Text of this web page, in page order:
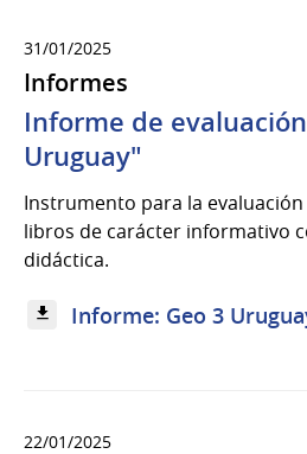
31/01/2025
Informes
Informe de
Uruguay"
Instrumento para la
libros de carácter informativo
didáctica.
Informe: Geo 3
22/01/2025